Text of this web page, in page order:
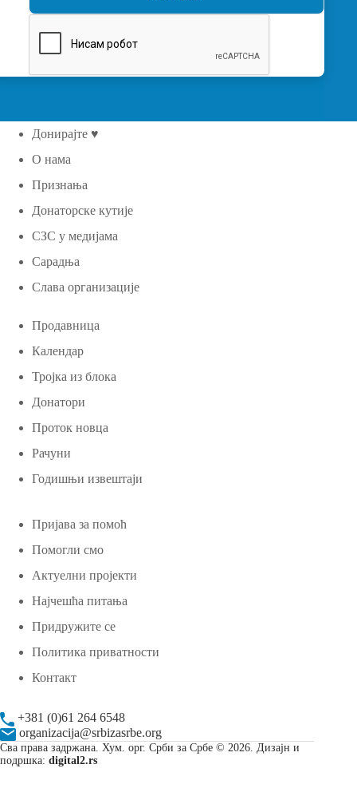
Донирајте ♥
О нама
Признања
Донаторске кутије
СЗС у медијама
Сарадња
Слава организације
Продавница
Календар
Тројка из блока
Донатори
Проток новца
Рачуни
Годишњи извештаји
Пријава за помоћ
Помогли смо
Актуелни пројекти
Најчешћа питања
Придружите се
Политика приватности
Контакт
+381 (0)61 264 6548
organizacija@srbizasrbe.org
Сва права задржана. Хум. орг. Срби за Србе © 2026. Дизајн и
подршка: digital2.rs